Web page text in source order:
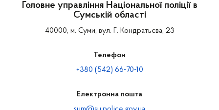
Головне управління Національної поліції в
Сумській області
40000, м. Суми, вул. Г. Кондратьєва, 23
Телефон
+380 (542) 66-70-10
Електронна пошта